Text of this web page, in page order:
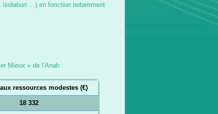
isolation …) en fonction notamment
Mieux » de l’Anah :
ressources modestes (€)
18 332